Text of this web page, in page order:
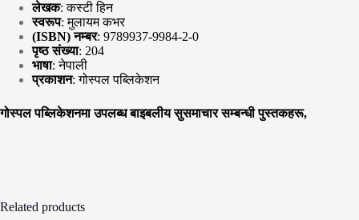
लेखक: कस्टी हिन
स्वरूप: मुलायम कभर
(ISBN) नम्बर: 9789937-9984-2-0
पृष्ठ संख्या: 204
भाषा: नेपाली
प्रकाशन: गोस्पल पब्लिकेशन
गोस्पल पब्लिकेशनमा उपलब्धबाइबलीय सुसमाचार सम्बन्धी पुस्तकहरू,
Related products